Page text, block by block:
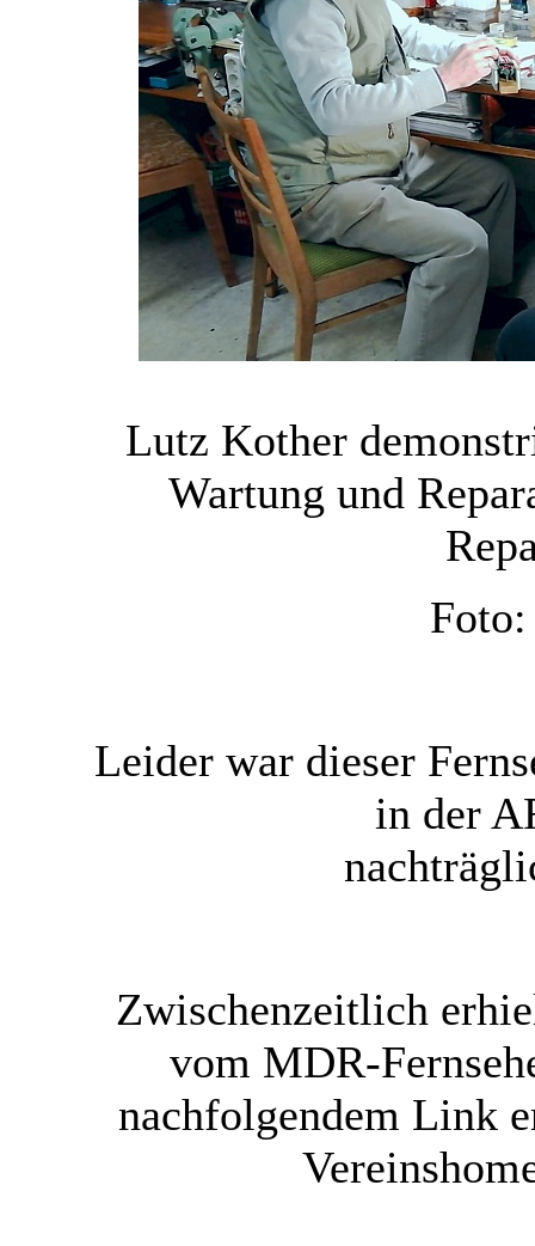
Lutz Kother
Wartung und
Leider war dieser
in der
Zwischenzeitlich
vom MDR-
nachfolgendem Link